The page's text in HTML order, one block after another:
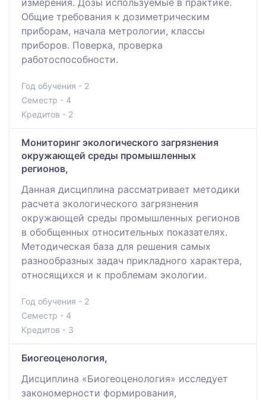
измерения. Дозы используемые в практике.
Общие требования к дозиметрическим
приборам, начала метрологии, классы
приборов. Поверка, проверка
работоспособности.
Год обучения - 2
Семестр - 4
Кредитов - 2
Мониторинг экологического загрязнения
окружающей среды промышленных
регионов,
Данная дисциплина рассматривает методики
расчета экологического загрязнения
окружающей среды промышленных регионов
в обобщенных относительных показателях.
Методическая база для решения самых
разнообразных задач прикладного характера,
относящихся и к проблемам экологии.
Год обучения - 2
Семестр - 4
Кредитов - 3
Биогеоценология,
Дисциплина «Биогеоценология» исследует
закономерности формирования,